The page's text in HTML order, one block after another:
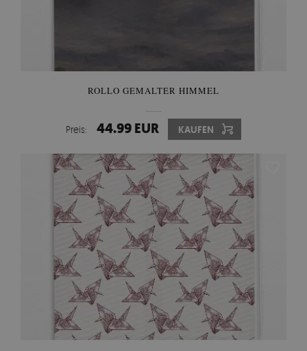
ROLLO GEMALTER HIMMEL
Preis: 44.99 EUR KAUFEN